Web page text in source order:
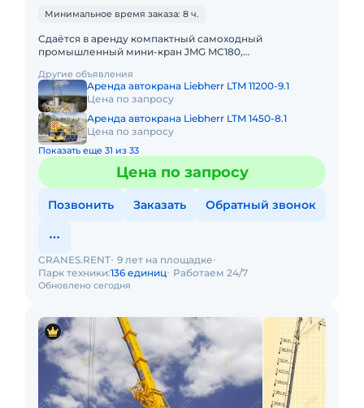
Минимальное время заказа: 8 ч.
Сдаётся в аренду компактный самоходный
промышленный мини-кран JMG MC180,
м, Горизонтальный вылет стрелы
Другие объявления
Аренда автокрана Liebherr LTM 11200-9.1
Цена по запросу
Аренда автокрана Liebherr LTM 1450-8.1
Цена по запросу
Показать еще 31 из 33
Цена по запросу
Позвонить Заказать Обратный звонок
Обновлено сегодня
CRANES.RENT 9 лет на площадке
Парк техники:136 единиц Работаем 24/7